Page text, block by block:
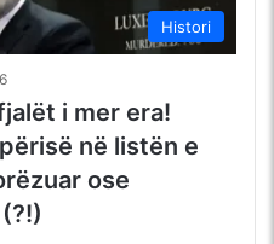
Histori
i mer era!
në listën e
ose